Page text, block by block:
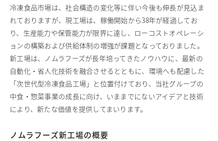
冷凍食品市場は、社会構造の変化等に伴い今後も伸長が見込ま
れておりますが、現工場は、稼働開始から38年が経過してお
り、生産能力や保管能力が限界に達し、ローコストオペレーシ
ョンの構築および供給体制の増強が課題となっておりました。
新工場は、ノムラフーズが長年培ってきたノウハウに、最新の
自動化・省人化技術を融合させるとともに、環境へも配慮した
「次世代型冷凍食品工場」と位置付けており、当社グループの
中食・惣菜事業の成長に向け、いままでにないアイデアと技術
により、新たな価値を提供してまいります。
ノムラフーズ新工場の概要